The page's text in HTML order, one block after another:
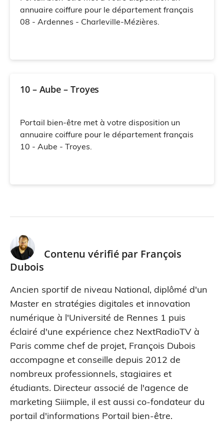
annuaire coiffure pour le département français
08 - Ardennes - Charleville-Mézières.
10 – Aube – Troyes
Portail bien-être met à votre disposition un
annuaire coiffure pour le département français
10 - Aube - Troyes.
Contenu vérifié par François
Dubois
Ancien sportif de niveau National, diplômé d'un
Master en stratégies digitales et innovation
numérique à l'Université de Rennes 1 puis
éclairé d'une expérience chez NextRadioTV à
Paris comme chef de projet, François Dubois
accompagne et conseille depuis 2012 de
nombreux professionnels, stagiaires et
étudiants. Directeur associé de l'agence de
marketing Siiimple, il est aussi co-fondateur du
portail d'informations Portail bien-être.